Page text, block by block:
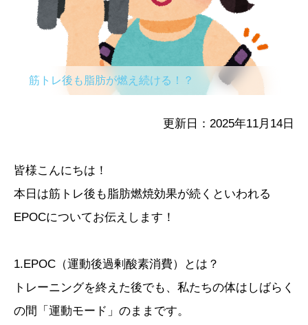
筋トレ後も脂肪が燃え続ける！？
更新日：2025年11月14日
皆様こんにちは！
本日は筋トレ後も脂肪燃焼効果が続くといわれる
EPOCについてお伝えします！
1.EPOC（運動後過剰酸素消費）とは？
トレーニングを終えた後でも、私たちの体はしばらく
の間「運動モード」のままです。